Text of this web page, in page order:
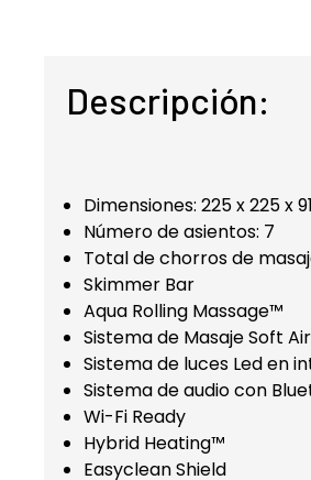
Descripción:
Dimensiones: 225 x 225 x
Número de asientos: 7
Total de chorros de
Skimmer Bar
Aqua Rolling Massage™
Sistema de Masaje Soft Air
Sistema de luces Led en
Sistema de audio con
Wi-Fi Ready
Hybrid Heating™
Easyclean Shield